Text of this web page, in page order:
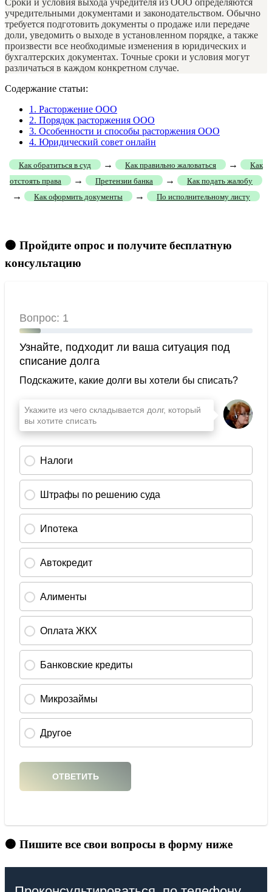
Сроки и условия выхода учредителя из ООО определяются
учредительными документами и законодательством. Обычно
требуется подготовить документы о продаже или передаче
доли, уведомить о выходе в установленном порядке, а также
произвести все необходимые изменения в юридических и
бухгалтерских документах. Точные сроки и условия могут
различаться в каждом конкретном случае.
Содержание статьи:
1. Расторжение ООО
2. Порядок расторжения ООО
3. Особенности и способы расторжения ООО
4. Юридический совет онлайн
Как обратиться в суд → Как правильно жаловаться →
Как
отстоять права
→ Претензии банка → Как подать жалобу
→ Как оформить документы → По исполнительному листу
🟠 Пройдите опрос и получите бесплатную
консультацию
🟠 Пишите все свои вопросы в форму ниже